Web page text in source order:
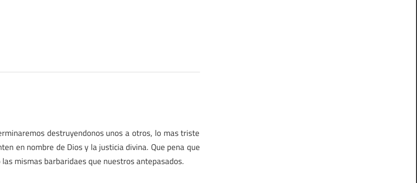
destruyendonos unos a otros, lo mas triste
en nombre de Dios y la justicia divina. Que pena que
mismas barbaridaes que nuestros antepasados.